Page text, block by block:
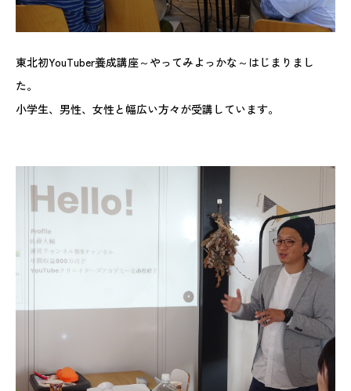
東北初YouTuber養成講座～やってみよっかな～はじまりまし
た。
小学生、男性、女性と幅広い方々が受講しています。